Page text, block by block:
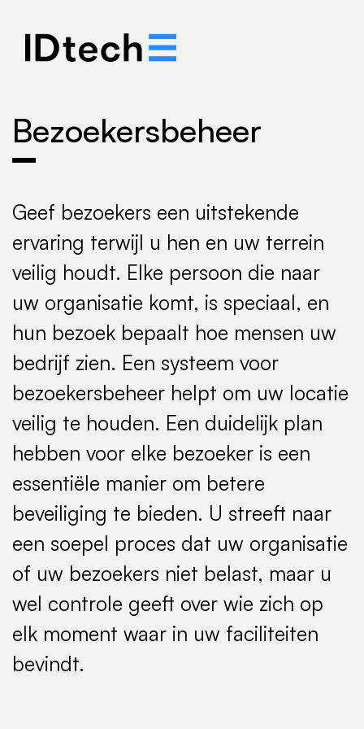
Bezoekersbeheer
Geef bezoekers een uitstekende
ervaring terwijl u hen en uw terrein
veilig houdt. Elke persoon die naar
uw organisatie komt, is speciaal, en
hun bezoek bepaalt hoe mensen uw
bedrijf zien. Een systeem voor
bezoekersbeheer helpt om uw locatie
veilig te houden. Een duidelijk plan
hebben voor elke bezoeker is een
essentiële manier om betere
beveiliging te bieden. U streeft naar
een soepel proces dat uw organisatie
of uw bezoekers niet belast, maar u
wel controle geeft over wie zich op
elk moment waar in uw faciliteiten
bevindt.